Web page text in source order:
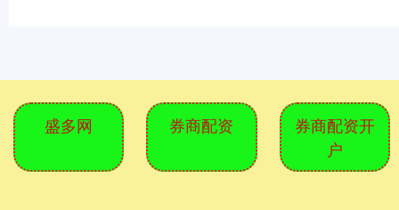
盛多网 券商配资
券商配资开
户